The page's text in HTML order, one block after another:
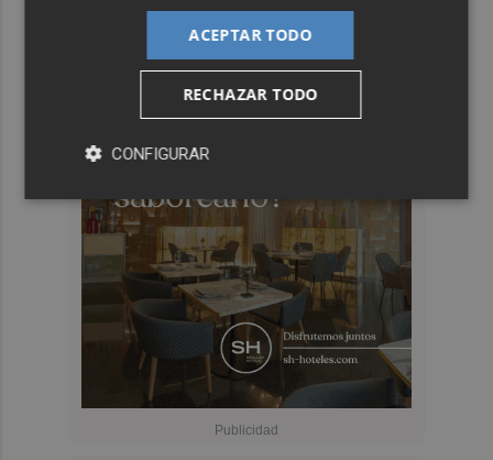
ACEPTAR TODO
RECHAZAR TODO
CONFIGURAR